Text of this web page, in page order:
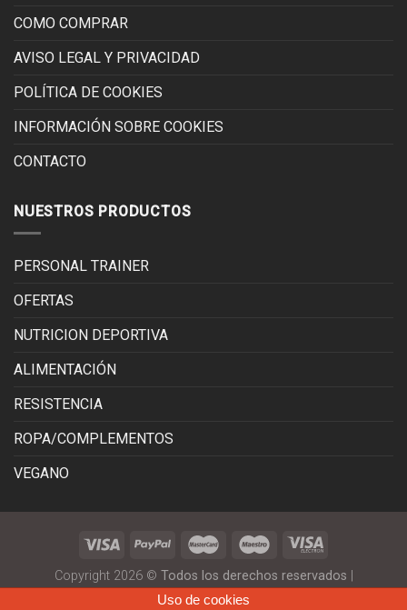
COMO COMPRAR
AVISO LEGAL Y PRIVACIDAD
POLÍTICA DE COOKIES
INFORMACIÓN SOBRE COOKIES
CONTACTO
NUESTROS PRODUCTOS
PERSONAL TRAINER
OFERTAS
NUTRICION DEPORTIVA
ALIMENTACIÓN
RESISTENCIA
ROPA/COMPLEMENTOS
VEGANO
Copyright 2026 © Todos los derechos reservados
corralesnutrition.com|Diseño Tiendas Online
Uso de cookies